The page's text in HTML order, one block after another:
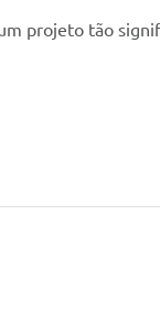
projeto tão